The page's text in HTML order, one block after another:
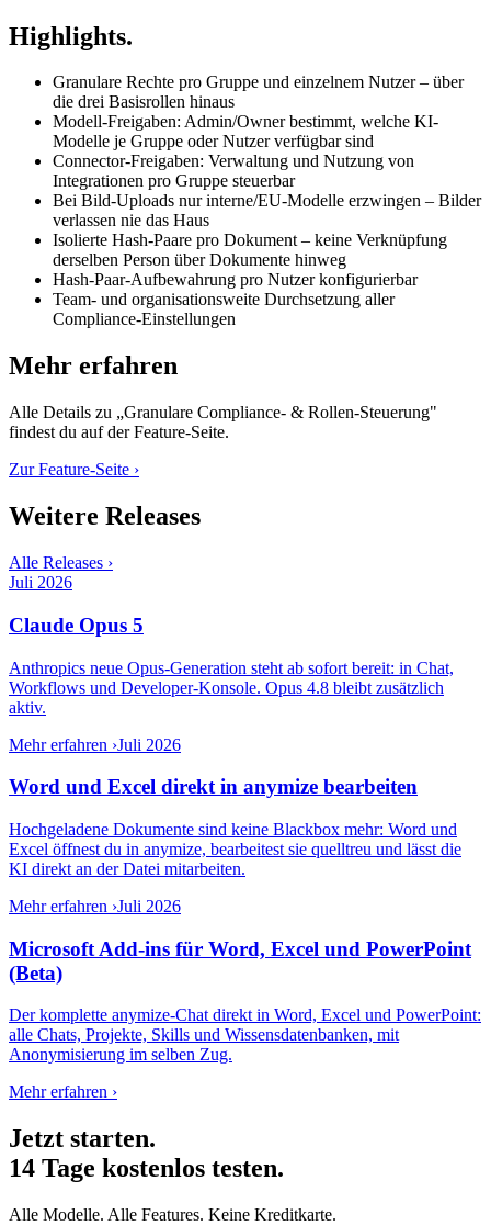
Highlights.
Granulare Rechte pro Gruppe und einzelnem Nutzer – über
die drei Basisrollen hinaus
Modell-Freigaben: Admin/Owner bestimmt, welche KI-
Modelle je Gruppe oder Nutzer verfügbar sind
Connector-Freigaben: Verwaltung und Nutzung von
Integrationen pro Gruppe steuerbar
Bei Bild-Uploads nur interne/EU-Modelle erzwingen – Bilder
verlassen nie das Haus
Isolierte Hash-Paare pro Dokument – keine Verknüpfung
derselben Person über Dokumente hinweg
Hash-Paar-Aufbewahrung pro Nutzer konfigurierbar
Team- und organisationsweite Durchsetzung aller
Compliance-Einstellungen
Mehr erfahren
Alle Details zu „Granulare Compliance- & Rollen-Steuerung"
findest du auf der Feature-Seite.
Zur Feature-Seite ›
Weitere Releases
Alle Releases ›
Juli 2026
Claude Opus 5
Anthropics neue Opus-Generation steht ab sofort bereit: in Chat,
Workflows und Developer-Konsole. Opus 4.8 bleibt zusätzlich
aktiv.
Mehr erfahren ›Juli 2026
Word und Excel direkt in anymize bearbeiten
Hochgeladene Dokumente sind keine Blackbox mehr: Word und
Excel öffnest du in anymize, bearbeitest sie quelltreu und lässt die
KI direkt an der Datei mitarbeiten.
Mehr erfahren ›Juli 2026
Microsoft Add-ins für Word, Excel und PowerPoint
(Beta)
Der komplette anymize-Chat direkt in Word, Excel und PowerPoint:
alle Chats, Projekte, Skills und Wissensdatenbanken, mit
Anonymisierung im selben Zug.
Mehr erfahren ›
Jetzt starten.
14 Tage kostenlos testen.
Alle Modelle. Alle Features. Keine Kreditkarte.